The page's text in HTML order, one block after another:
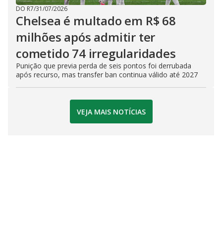
DO R7/31/07/2026
Chelsea é multado em R$ 68
milhões após admitir ter
cometido 74 irregularidades
Punição que previa perda de seis pontos foi derrubada
após recurso, mas transfer ban continua válido até 2027
VEJA MAIS NOTÍCIAS